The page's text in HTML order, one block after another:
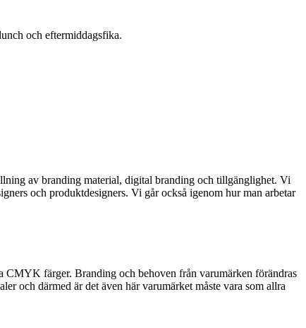
och eftermiddagsfika.
av branding material, digital branding och tillgänglighet. Vi
och produktdesigners. Vi går också igenom hur man arbetar
CMYK färger. Branding och behoven från varumärken förändras
och därmed är det även här varumärket måste vara som allra